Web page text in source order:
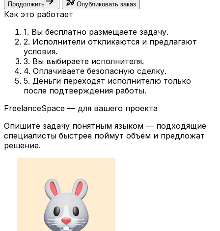
Продолжить Опубликовать заказ
Как это работает
1. Вы бесплатно размещаете задачу.
2. Исполнители откликаются и предлагают
условия.
3. Вы выбираете исполнителя.
4. Оплачиваете безопасную сделку.
5. Деньги переходят исполнителю только
после подтверждения работы.
FreelanceSpace — для вашего проекта
Опишите задачу понятным языком — подходящие
специалисты быстрее поймут объём и предложат
решение.